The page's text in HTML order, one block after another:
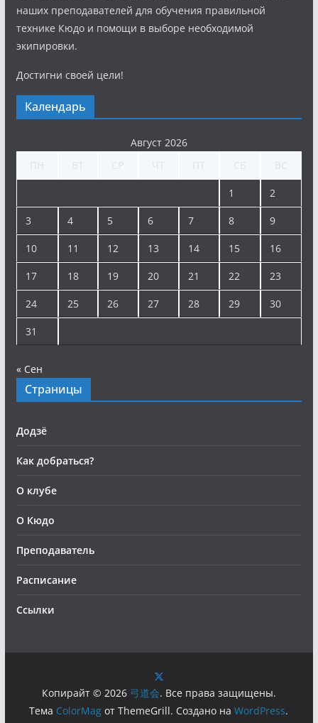
наших преподавателей для обучения правильной
технике Кюдо и помощи в выборе необходимой
экипировки.
Достигни своей цели!
Календарь
Август 2026
1 2
3 4 5 6 7 8 9
10 11 12 13 14 15 16
17 18 19 20 21 22 23
24 25 26 27 28 29 30
31
« Сен
Страницы
Додзё
Как добраться?
О клубе
О Кюдо
Преподаватель
Расписание
Ссылки
Копирайт © 2026 弓道会. Все права защищены.
Тема ColorMag от ThemeGrill. Создано наWordPress.